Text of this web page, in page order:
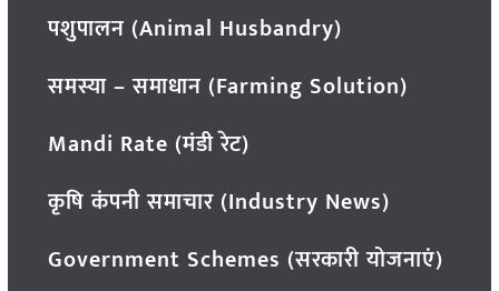
पशुपालन (Animal Husbandry)
समस्या – समाधान (Farming Solution)
Mandi Rate (मंडी रेट)
कृषि कंपनी समाचार (Industry News)
Government Schemes (सरकारी योजनाएं)